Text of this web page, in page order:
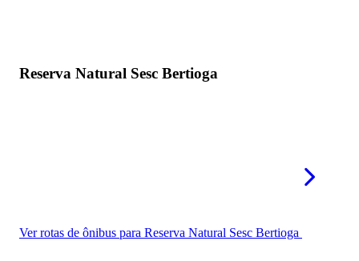
Reserva Natural Sesc Bertioga
Ver rotas de ônibus para Reserva Natural Sesc Bertioga